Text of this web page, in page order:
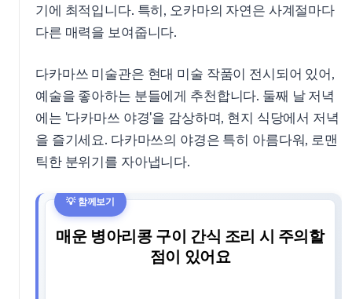
기에 최적입니다. 특히, 오카마의 자연은 사계절마다
다른 매력을 보여줍니다.
다카마쓰 미술관은 현대 미술 작품이 전시되어 있어,
예술을 좋아하는 분들에게 추천합니다. 둘째 날 저녁
에는 '다카마쓰 야경'을 감상하며, 현지 식당에서 저녁
을 즐기세요. 다카마쓰의 야경은 특히 아름다워, 로맨
틱한 분위기를 자아냅니다.
매운 병아리콩 구이 간식 조리 시 주의할
점이 있어요